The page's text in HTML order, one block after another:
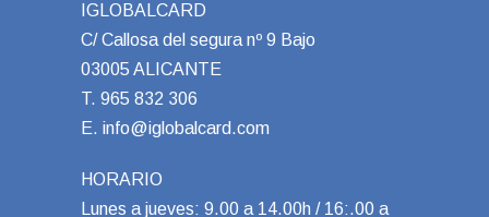
IGLOBALCARD
C/ Callosa del segura nº 9 Bajo
03005 ALICANTE
T. 965 832 306
E. info@iglobalcard.com
HORARIO
Lunes a jueves: 9.00 a 14.00h / 16:.00 a